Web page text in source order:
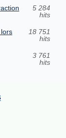
5 284
hits
18 751
hits
3 761
hits